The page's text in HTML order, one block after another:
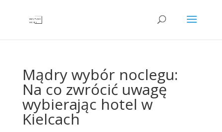
Mądry wybór noclegu:
Na co zwrócić uwagę
wybierając hotel w
Kielcach